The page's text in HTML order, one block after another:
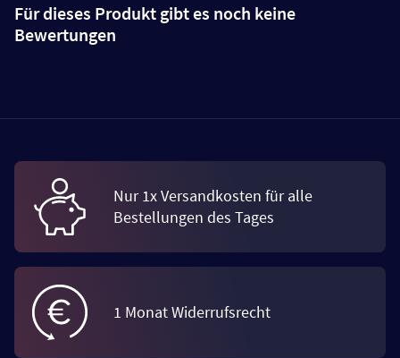
Für dieses Produkt gibt es noch keine
Bewertungen
Nur 1x Versandkosten für alle
Bestellungen des Tages
1 Monat Widerrufsrecht